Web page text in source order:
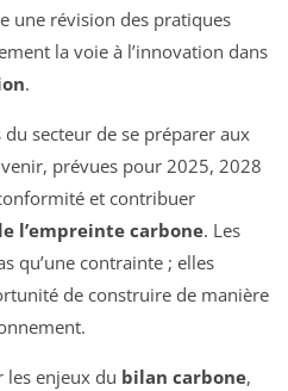
une révision des pratiques
la voie à l’innovation dans
.
secteur de se préparer aux
prévues pour 2025, 2028
et contribuer
l’empreinte carbone. Les
qu’une contrainte ; elles
de construire de manière
les enjeux du bilan carbone,